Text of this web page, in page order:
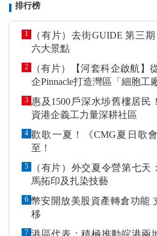
排行榜
1
（有片）去街GUIDE 第三
六大景點
2
（有片）【河套科企啟航】從溫
企Pinnacle打造灣區「細胞工
3 惠及1500戶深水埗舊樓居民
資港企義工力量深耕社區
4 歡歌一夏！《CMG夏日歌
至！
5
（有片）外交夏令營第七天
馬拓印及扎染技藝
6 幣安開放美股資產轉倉功能
移
7 港區代表：積極推動皖港兩